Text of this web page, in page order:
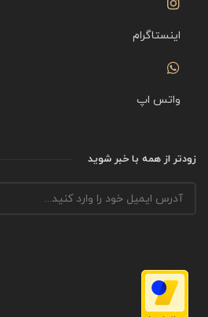
اینستاگرام
واتس اپ
زودتر از همه با خبر شوید